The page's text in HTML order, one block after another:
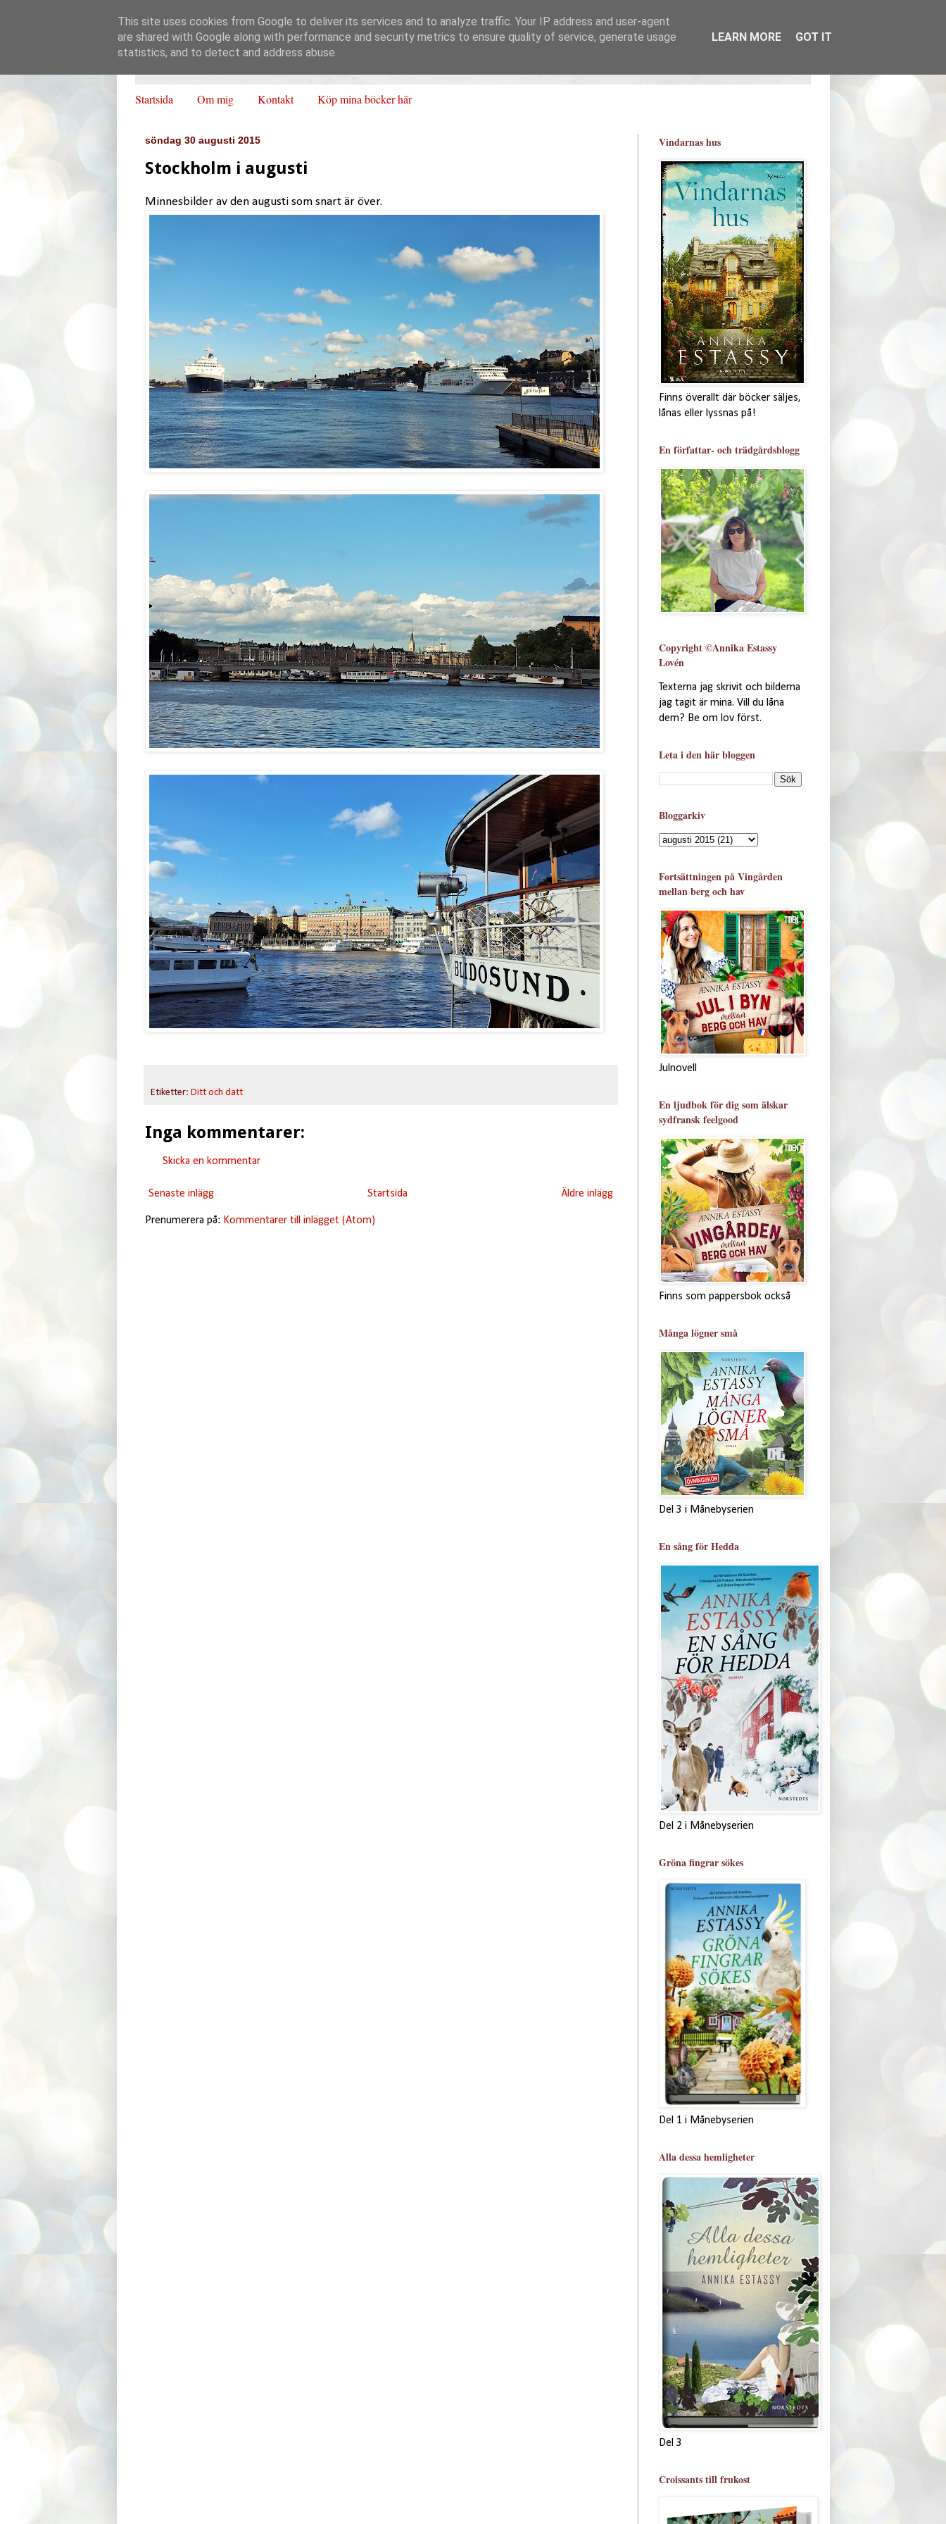
Startsida Om mig Kontakt Köp mina böcker här
söndag 30 augusti 2015
Stockholm i augusti
Minnesbilder av den augusti som snart är över.
Etiketter: Ditt och datt
Inga kommentarer:
Skicka en kommentar
Senaste inlägg Äldre inlägg
Startsida
Prenumerera på: Kommentarer till inlägget (Atom)
Vindarnas hus
Finns överallt där böcker säljes,
lånas eller lyssnas på!
En författar- och trädgårdsblogg
Copyright ©Annika Estassy
Lovén
Texterna jag skrivit och bilderna
jag tagit är mina. Vill du låna
dem? Be om lov först.
Leta i den här bloggen
Bloggarkiv
Fortsättningen på Vingården
mellan berg och hav
Julnovell
En ljudbok för dig som älskar
sydfransk feelgood
Finns som pappersbok också
Många lögner små
Del 3 i Månebyserien
En sång för Hedda
Del 2 i Månebyserien
Gröna fingrar sökes
Del 1 i Månebyserien
Alla dessa hemligheter
Del 3
Croissants till frukost
This site uses cookies from Google to deliver its services and to analyze traffic. Your IP address and user-agent
are shared with Google along with performance and security metrics to ensure quality of service, generate usage
statistics, and to detect and address abuse.
LEARN MORE GOT IT